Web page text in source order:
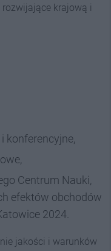
krajową i
konferencyjne,
Centrum Nauki,
efektów obchodów
2024.
jakości i warunków